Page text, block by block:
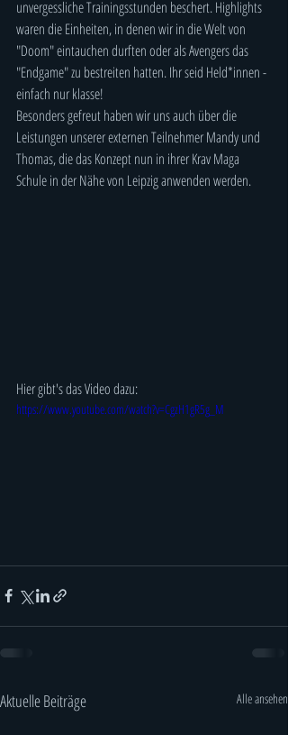
unvergessliche Trainingsstunden beschert. Highlights
waren die Einheiten, in denen wir in die Welt von
"Doom" eintauchen durften oder als Avengers das
"Endgame" zu bestreiten hatten. Ihr seid Held*innen -
einfach nur klasse!
Besonders gefreut haben wir uns auch über die
Leistungen unserer externen Teilnehmer Mandy und
Thomas, die das Konzept nun in ihrer Krav Maga
Schule in der Nähe von Leipzig anwenden werden.
Hier gibt's das Video dazu:
https://www.youtube.com/watch?v=CgzH1gR5g_M
Aktuelle Beiträge Alle ansehen